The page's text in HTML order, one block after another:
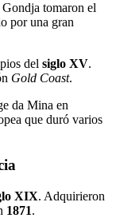
tomaron el
por una gran
del siglo XV.
Gold Coast.
da Mina en
que duró varios
XIX. Adquirieron
1871.